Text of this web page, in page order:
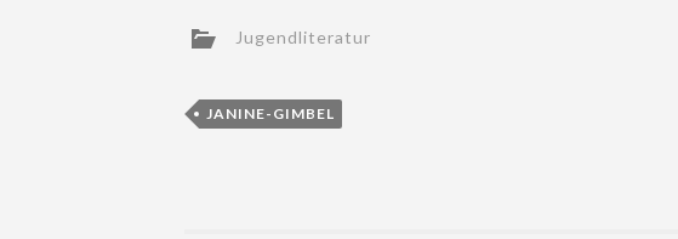
Jugendliteratur
JANINE-GIMBEL